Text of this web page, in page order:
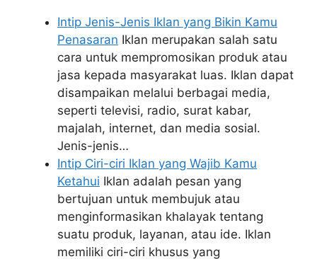
Intip Jenis-Jenis Iklan yang Bikin Kamu
Penasaran Iklan merupakan salah satu
cara untuk mempromosikan produk atau
jasa kepada masyarakat luas. Iklan dapat
disampaikan melalui berbagai media,
seperti televisi, radio, surat kabar,
majalah, internet, dan media sosial.
Jenis-jenis…
Intip Ciri-ciri Iklan yang Wajib Kamu
Ketahui Iklan adalah pesan yang
bertujuan untuk membujuk atau
menginformasikan khalayak tentang
suatu produk, layanan, atau ide. Iklan
memiliki ciri-ciri khusus yang